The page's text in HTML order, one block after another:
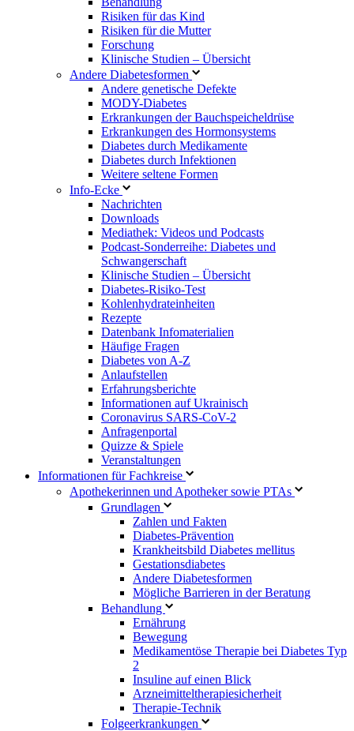
Risiken für das Kind
Risiken für die Mutter
Forschung
Klinische Studien – Übersicht
Andere Diabetesformen
Andere genetische Defekte
MODY-Diabetes
Erkrankungen der Bauchspeicheldrüse
Erkrankungen des Hormonsystems
Diabetes durch Medikamente
Diabetes durch Infektionen
Weitere seltene Formen
Info-Ecke
Nachrichten
Downloads
Mediathek: Videos und Podcasts
Podcast-Sonderreihe: Diabetes und
Schwangerschaft
Klinische Studien – Übersicht
Diabetes-Risiko-Test
Kohlenhydrateinheiten
Rezepte
Datenbank Infomaterialien
Häufige Fragen
Diabetes von A-Z
Anlaufstellen
Erfahrungsberichte
Informationen auf Ukrainisch
Coronavirus SARS-CoV-2
Anfragenportal
Quizze & Spiele
Veranstaltungen
Informationen für Fachkreise
Apothekerinnen und Apotheker sowie PTAs
Grundlagen
Zahlen und Fakten
Diabetes-Prävention
Krankheitsbild Diabetes mellitus
Gestationsdiabetes
Andere Diabetesformen
Mögliche Barrieren in der Beratung
Behandlung
Ernährung
Bewegung
Medikamentöse Therapie bei Diabetes Typ
2
Insuline auf einen Blick
Arzneimitteltherapie­sicherheit
Therapie-Technik
Fol­ge­er­kran­kun­gen